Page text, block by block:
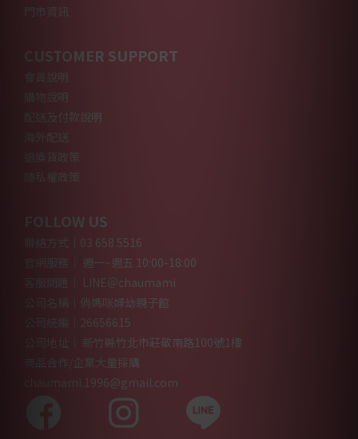
門市資訊
CUSTOMER SUPPORT
會員說明
購物說明
配送及付款說明
海外配送
退換貨政策
隱私權政策
FOLLOW US
聯絡方式｜03 658 5516
官網服務｜ 週一~週五 10:00-18:00
客服問題｜ LINE＠chaumami
公司名稱｜俏媽咪婦幼親子館
公司統編｜26656615
公司地址｜ 新竹縣竹北市莊敬南路100號1樓
商品合作/企業大量採購
chaumami.1996@gmail.com